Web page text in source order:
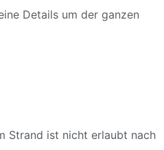
Details um der ganzen
Strand ist nicht erlaubt nach